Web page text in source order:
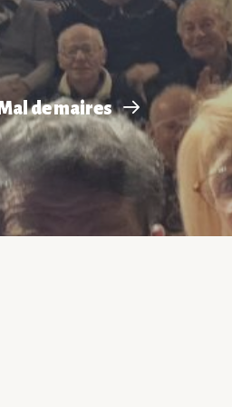
de maires